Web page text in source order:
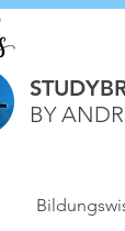
BY